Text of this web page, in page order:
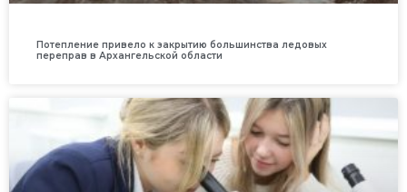
Потепление привело к закрытию большинства ледовых
переправ в Архангельской области